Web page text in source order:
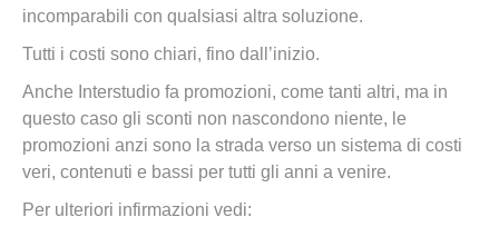
incomparabili con qualsiasi altra soluzione.
Tutti i costi sono chiari, fino dall’inizio.
Anche Interstudio fa promozioni, come tanti altri, ma in
questo caso gli sconti non nascondono niente, le
promozioni anzi sono la strada verso un sistema di costi
veri, contenuti e bassi per tutti gli anni a venire.
Per ulteriori infirmazioni vedi: